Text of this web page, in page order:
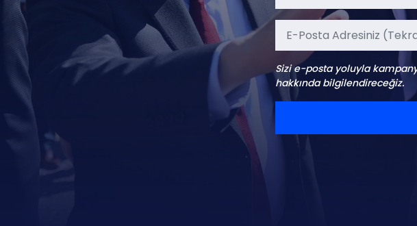
Sizi e-posta yoluyla
hakkında bilgilendireceğiz.